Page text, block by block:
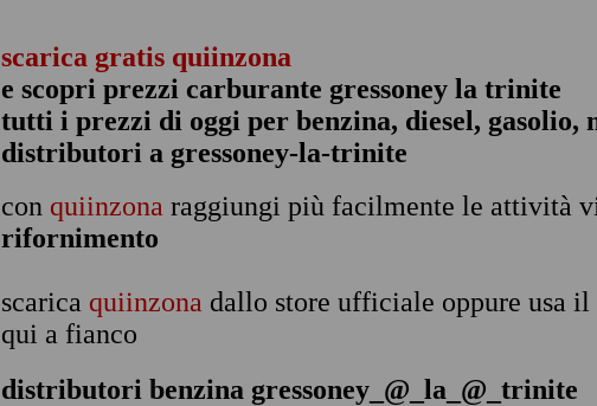
scarica gratis quiinzona
e scopri prezzi carburante gressoney la trinite
tutti i prezzi di oggi per benzina, diesel, gasolio,
distributori a gressoney-la-trinite
con quiinzona raggiungi più facilmente le attività
rifornimento
scarica quiinzona dallo store ufficiale oppure usa il
qui a fianco
distributori benzina gressoney_@_la_@_trinite